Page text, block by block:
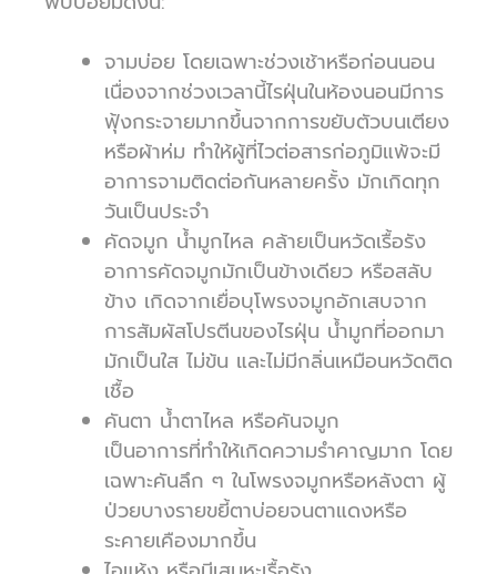
จามบ่อย โดยเฉพาะช่วงเช้าหรือก่อนนอน
เนื่องจากช่วงเวลานี้ไรฝุ่นในห้องนอนมีการ
ฟุ้งกระจายมากขึ้นจากการขยับตัวบนเตียง
หรือผ้าห่ม ทำให้ผู้ที่ไวต่อสารก่อภูมิแพ้จะมี
อาการจามติดต่อกันหลายครั้ง มักเกิดทุก
วันเป็นประจำ
คัดจมูก น้ำมูกไหล คล้ายเป็นหวัดเรื้อรัง
อาการคัดจมูกมักเป็นข้างเดียว หรือสลับ
ข้าง เกิดจากเยื่อบุโพรงจมูกอักเสบจาก
การสัมผัสโปรตีนของไรฝุ่น น้ำมูกที่ออกมา
มักเป็นใส ไม่ข้น และไม่มีกลิ่นเหมือนหวัดติด
เชื้อ
คันตา น้ำตาไหล หรือคันจมูก
เป็นอาการที่ทำให้เกิดความรำคาญมาก โดย
เฉพาะคันลึก ๆ ในโพรงจมูกหรือหลังตา ผู้
ป่วยบางรายขยี้ตาบ่อยจนตาแดงหรือ
ระคายเคืองมากขึ้น